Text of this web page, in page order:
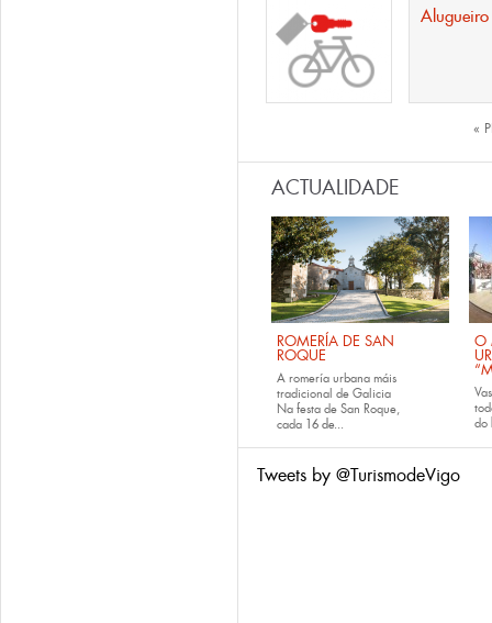
Alugueiro
«
ACTUALIDADE
ROMERÍA DE SAN
ROQUE
A romería urbana máis
tradicional de Galicia
Na festa de San Roque,
cada 16 de...
O
do
Tweets by @TurismodeVigo